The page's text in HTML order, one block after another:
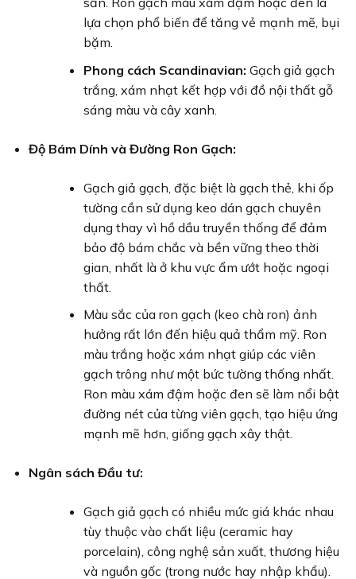
lựa chọn phổ biến để tăng vẻ mạnh mẽ, bụi
bặm.
Phong cách Scandinavian: Gạch giả gạch
trắng, xám nhạt kết hợp với đồ nội thất gỗ
sáng màu và cây xanh.
Độ Bám Dính và Đường Ron Gạch:
Gạch giả gạch, đặc biệt là gạch thẻ, khi ốp
tường cần sử dụng keo dán gạch chuyên
dụng thay vì hồ dầu truyền thống để đảm
bảo độ bám chắc và bền vững theo thời
gian, nhất là ở khu vực ẩm ướt hoặc ngoại
thất.
Màu sắc của ron gạch (keo chà ron) ảnh
hưởng rất lớn đến hiệu quả thẩm mỹ. Ron
màu trắng hoặc xám nhạt giúp các viên
gạch trông như một bức tường thống nhất.
Ron màu xám đậm hoặc đen sẽ làm nổi bật
đường nét của từng viên gạch, tạo hiệu ứng
mạnh mẽ hơn, giống gạch xây thật.
Ngân sách Đầu tư:
Gạch giả gạch có nhiều mức giá khác nhau
tùy thuộc vào chất liệu (ceramic hay
porcelain), công nghệ sản xuất, thương hiệu
và nguồn gốc (trong nước hay nhập khẩu).